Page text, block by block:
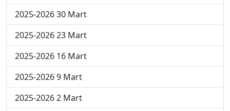
2025-2026 30 Mart
2025-2026 23 Mart
2025-2026 16 Mart
2025-2026 9 Mart
2025-2026 2 Mart